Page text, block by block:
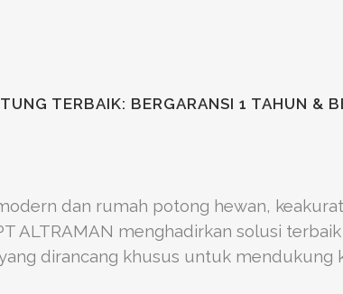
TERBAIK: BERGARANSI 1 TAHUN &
dan rumah potong hewan,
ALTRAMAN menghadirkan solusi
dirancang khusus untuk